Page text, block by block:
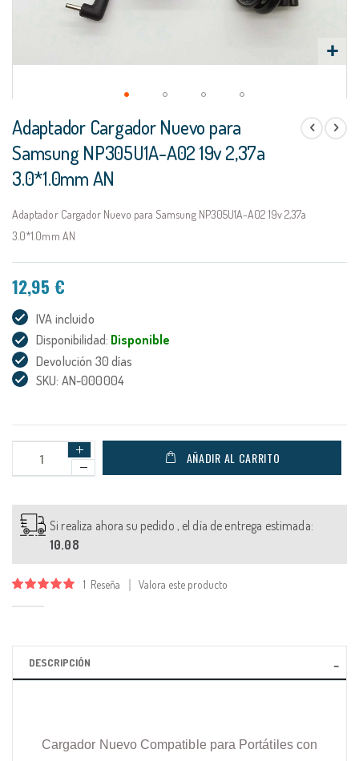
al
comienzo
de
la
galería
de
imágenes
Adaptador Cargador Nuevo para
Samsung NP305U1A-A02 19v 2,37a
3.0*1.0mm AN
Adaptador Cargador Nuevo para Samsung NP305U1A-A02 19v 2,37a
3.0*1.0mm AN
12,95 €
IVA incluido
Disponibilidad: Disponible
Devolución 30 días
SKU: AN-000004
AÑADIR AL CARRITO
Si realiza ahora su pedido , el día de entrega estimada:
10.08
Valoración:
1 Reseña Valora este producto
DESCRIPCIÓN
Cargador Nuevo Compatible para Portátiles con